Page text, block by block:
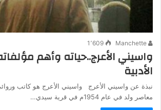
1٬609
واسيني الأعرج..حياته وأهم
الأدبية
نبذة عن واسيني الأعرج واسيني الأعرج هو كاتب
معاصر ولد في عام 1954م في قرية سيدي…